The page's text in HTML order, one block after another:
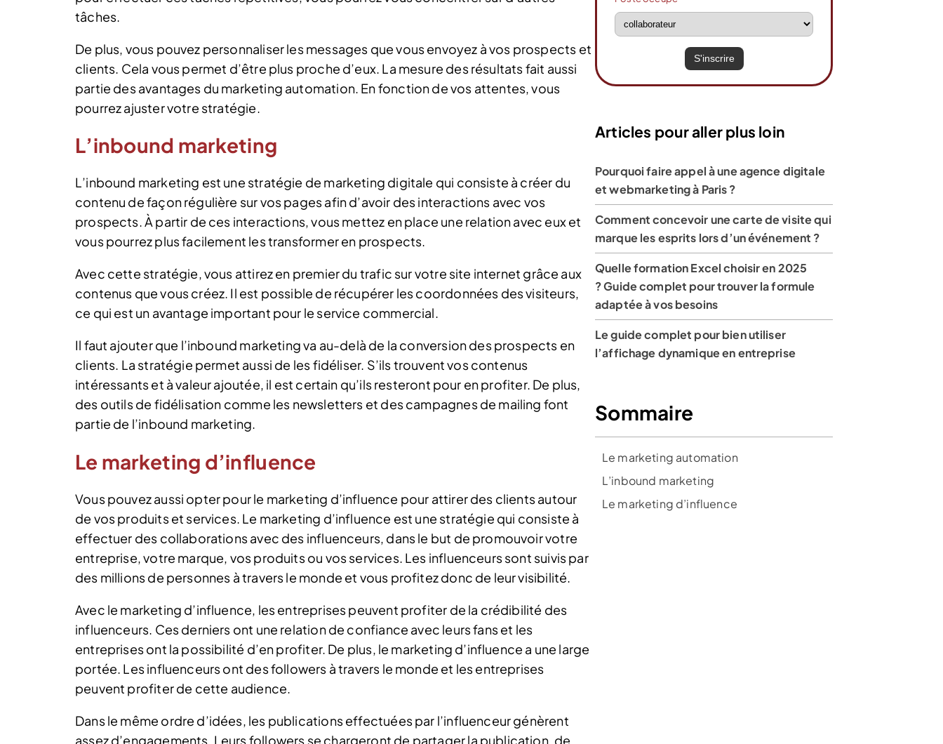
tâches.
De plus, vous pouvez personnaliser les messages que vous envoyez à vos prospects et
clients. Cela vous permet d’être plus proche d’eux. La mesure des résultats fait aussi
partie des avantages du marketing automation. En fonction de vos attentes, vous
pourrez ajuster votre stratégie.
L’inbound marketing
L’inbound marketing est une stratégie de marketing digitale qui consiste à créer du
contenu de façon régulière sur vos pages afin d’avoir des interactions avec vos
prospects. À partir de ces interactions, vous mettez en place une relation avec eux et
vous pourrez plus facilement les transformer en prospects.
Avec cette stratégie, vous attirez en premier du trafic sur votre site internet grâce aux
contenus que vous créez. Il est possible de récupérer les coordonnées des visiteurs,
ce qui est un avantage important pour le service commercial.
Il faut ajouter que l’inbound marketing va au-delà de la conversion des prospects en
clients. La stratégie permet aussi de les fidéliser. S’ils trouvent vos contenus
intéressants et à valeur ajoutée, il est certain qu’ils resteront pour en profiter. De plus,
des outils de fidélisation comme les newsletters et des campagnes de mailing font
partie de l’inbound marketing.
Le marketing d’influence
Vous pouvez aussi opter pour le marketing d’influence pour attirer des clients autour
de vos produits et services. Le marketing d’influence est une stratégie qui consiste à
effectuer des collaborations avec des influenceurs, dans le but de promouvoir votre
entreprise, votre marque, vos produits ou vos services. Les influenceurs sont suivis par
des millions de personnes à travers le monde et vous profitez donc de leur visibilité.
Avec le marketing d’influence, les entreprises peuvent profiter de la crédibilité des
influenceurs. Ces derniers ont une relation de confiance avec leurs fans et les
entreprises ont la possibilité d’en profiter. De plus, le marketing d’influence a une large
portée. Les influenceurs ont des followers à travers le monde et les entreprises
peuvent profiter de cette audience.
Dans le même ordre d’idées, les publications effectuées par l’influenceur génèrent
assez d’engagements. Leurs followers se chargeront de partager la publication, de
Articles pour aller plus loin
Pourquoi faire appel à une agence digitale
et webmarketing à Paris ?
Comment concevoir une carte de visite qui
marque les esprits lors d’un événement ?
Quelle formation Excel choisir en 2025
? Guide complet pour trouver la formule
adaptée à vos besoins
Le guide complet pour bien utiliser
l’affichage dynamique en entreprise
Sommaire
Le marketing automation
L’inbound marketing
Le marketing d’influence